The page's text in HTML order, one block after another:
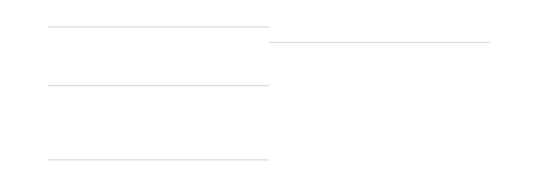
Breite:100 cm
Dicke:8 mm